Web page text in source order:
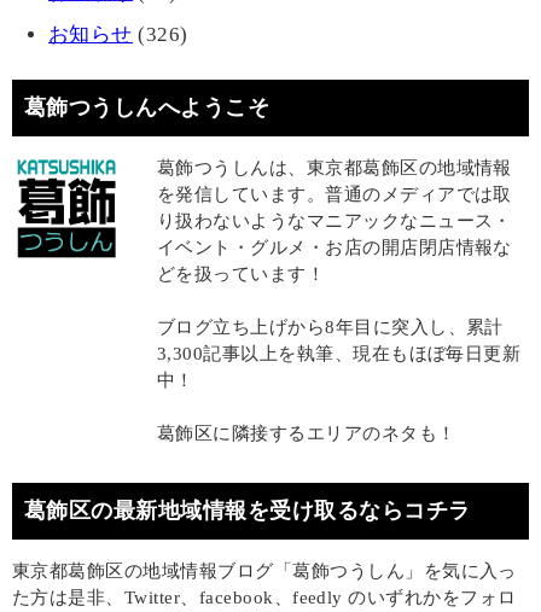
お知らせ (326)
葛飾つうしんへようこそ
葛飾つうしんは、東京都葛飾区の地域情報
を発信しています。普通のメディアでは取
り扱わないようなマニアックなニュース・
イベント・グルメ・お店の開店閉店情報な
どを扱っています！
ブログ立ち上げから8年目に突入し、累計
3,300記事以上を執筆、現在もほぼ毎日更新
中！
葛飾区に隣接するエリアのネタも！
葛飾区の最新地域情報を受け取るならコチラ
東京都葛飾区の地域情報ブログ「葛飾つうしん」を気に入っ
た方は是非、Twitter、facebook、feedly のいずれかをフォロ